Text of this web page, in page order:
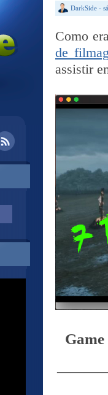
DarkSide -
Como
de
assistir